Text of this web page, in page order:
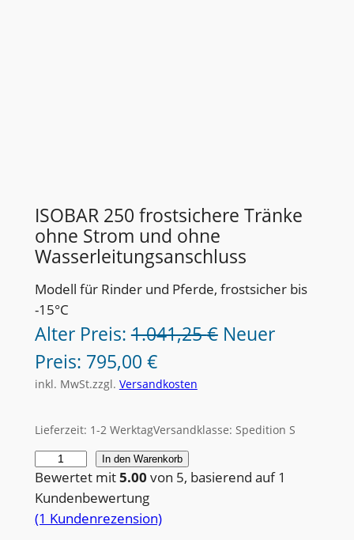
ISOBAR 250 frostsichere Tränke
ohne Strom und ohne
Wasserleitungsanschluss
Modell für Rinder und Pferde, frostsicher bis
-15°C
Alter Preis: 1.041,25€ U
ü
Neuer
Preis: 795,00 €A
k
e
l
inkl. MwSt.zzgl. Versandkosten
Lieferzeit: 1-2 WerktagVersandklasse: Spedition S
S
O
B
In den Warenkorb
Bewertet mit5.00 von 5, basierend auf1
Kundenbewertung
(1 Kundenrezension)